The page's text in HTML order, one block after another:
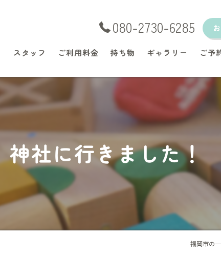
080-2730-6285
スタッフ ご利用料金 持ち物 ギャラリー ご予
神社に行きました！
福岡市の